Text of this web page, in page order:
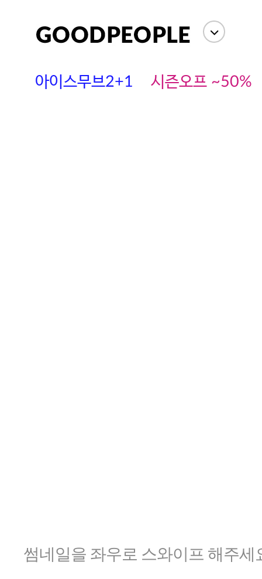
아이스무브2+1 시즌오프 ~50%
썸네일을 좌우로 스와이프 해주세